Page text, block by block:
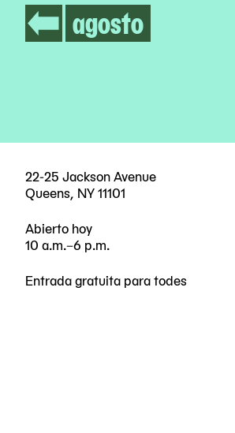
agosto
22-25 Jackson Avenue
Queens, NY 11101
Abierto hoy
10 a.m.–6 p.m.
Entrada gratuita para todes